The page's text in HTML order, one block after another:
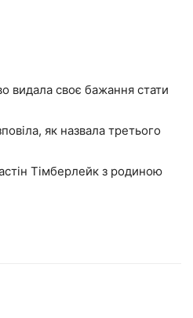
видала своє бажання стати
як назвала третього
Тімберлейк з родиною